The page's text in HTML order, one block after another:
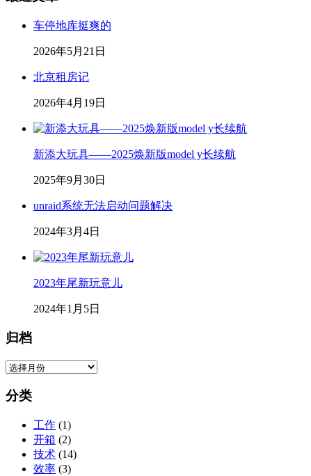
车停地库挺爽的
2026年5月21日
北京租房记
2026年4月19日
新添大玩具——2025焕新版model y长续航
2025年9月30日
unraid系统无法启动问题解决
2024年3月4日
2023年尾新玩意儿
2024年1月5日
归档
归
分类
工作 (1)
开箱 (2)
技术 (14)
效率 (3)